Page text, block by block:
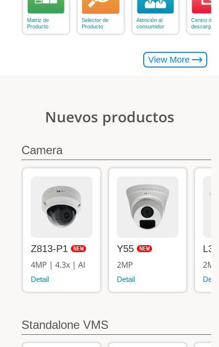
Matriz de
Producto
Selector de
Producto
Atención al
consumidor
Centro de
descargas
View More
Nuevos productos
Camera
Z813-P1
4MP | 4.3x | AI
Detail
Y55
2MP
Detail
Standalone VMS